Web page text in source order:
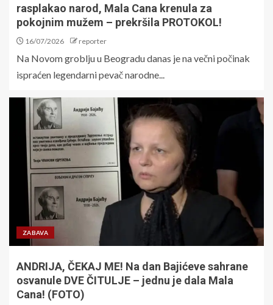
rasplakao narod, Mala Cana krenula za
pokojnim mužem – prekršila PROTOKOL!
16/07/2026 reporter
Na Novom groblju u Beogradu danas je na večni počinak
ispraćen legendarni pevač narodne...
ZABAVA
ANDRIJA, ČEKAJ ME! Na dan Bajićeve sahrane
osvanule DVE ČITULJE – jednu je dala Mala
Cana! (FOTO)